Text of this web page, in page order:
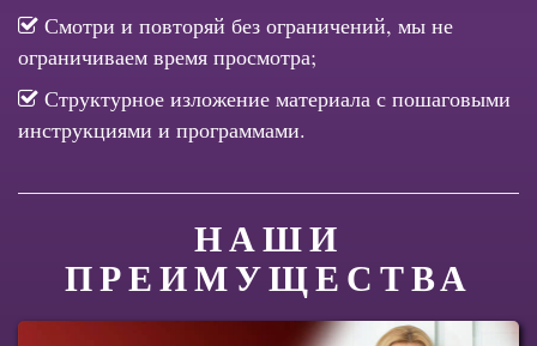
Смотри и повторяй без ограничений, мы не
ограничиваем время просмотра;
Структурное изложение материала с пошаговыми
инструкциями и программами.
НАШИ
ПРЕИМУЩЕСТВА